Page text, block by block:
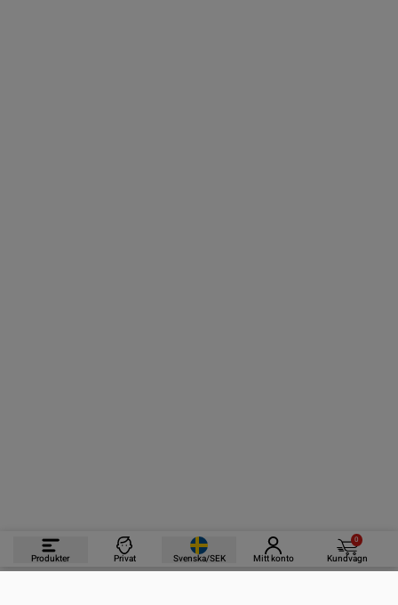
Produkter Privat Svenska/SEK Mitt konto
0
Kundvagn